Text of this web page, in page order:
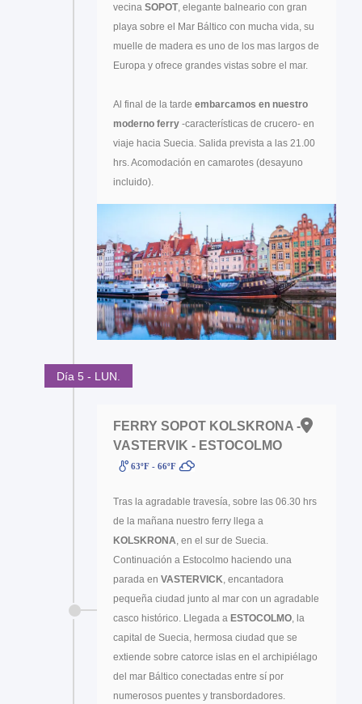
vecina SOPOT, elegante balneario con gran
playa sobre el Mar Báltico con mucha vida, su
muelle de madera es uno de los mas largos de
Europa y ofrece grandes vistas sobre el mar.
Al final de la tarde embarcamos en nuestro
moderno ferry -características de crucero- en
viaje hacia Suecia. Salida prevista a las 21.00
hrs. Acomodación en camarotes (desayuno
incluido).
Día 5 - LUN.
FERRY SOPOT KOLSKRONA -
VASTERVIK - ESTOCOLMO
63ºF - 66ºF
Tras la agradable travesía, sobre las 06.30 hrs
de la mañana nuestro ferry llega a
KOLSKRONA , en el sur de Suecia.
Continuación a Estocolmo haciendo una
parada en VASTERVICK , encantadora
pequeña ciudad junto al mar con un agradable
casco histórico. Llegada a ESTOCOLMO , la
capital de Suecia, hermosa ciudad que se
extiende sobre catorce islas en el archipiélago
del mar Báltico conectadas entre sí por
numerosos puentes y transbordadores.